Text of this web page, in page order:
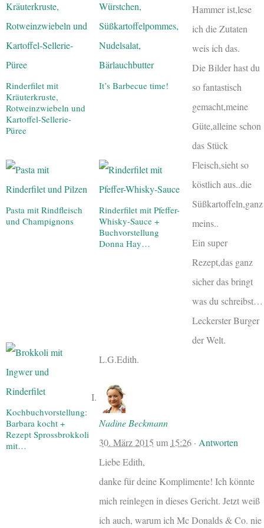
Rinderfilet mit
Kräuterkruste,
Rotweinzwiebeln und
Kartoffel-Sellerie-
Püree
It’s Barbecue time!
Pasta mit Rindfleisch
und Champignons
Rinderfilet mit Pfeffer-
Whisky-Sauce +
Buchvorstellung
Donna Hay…
Kochbuchvorstellung:
Barbara kocht +
Rezept Sprossbrokkoli
mit…
Hammer ist,lese
ich die Zutaten
weis ich das.
Die Bilder hast du
so fantastisch
gemacht,meine
Güte,alleine schon
das Stück
Fleisch,sieht so
köstlich aus..die
Süßkartoffeln,ganz
meins..
Ein super
Rezept,das ganz
sicher das bringt
was du schreibst…
Leckerster Burger
der Welt.
L.G.Edith.
Nadine Beckmann
30. März 2015 um 15:26 · Antworten
Liebe Edith,
danke für deine Komplimente! Ich könnte
mich reinlegen in dieses Gericht. Jetzt weiß
ich auch, warum ich Mc Donalds & Co. nie